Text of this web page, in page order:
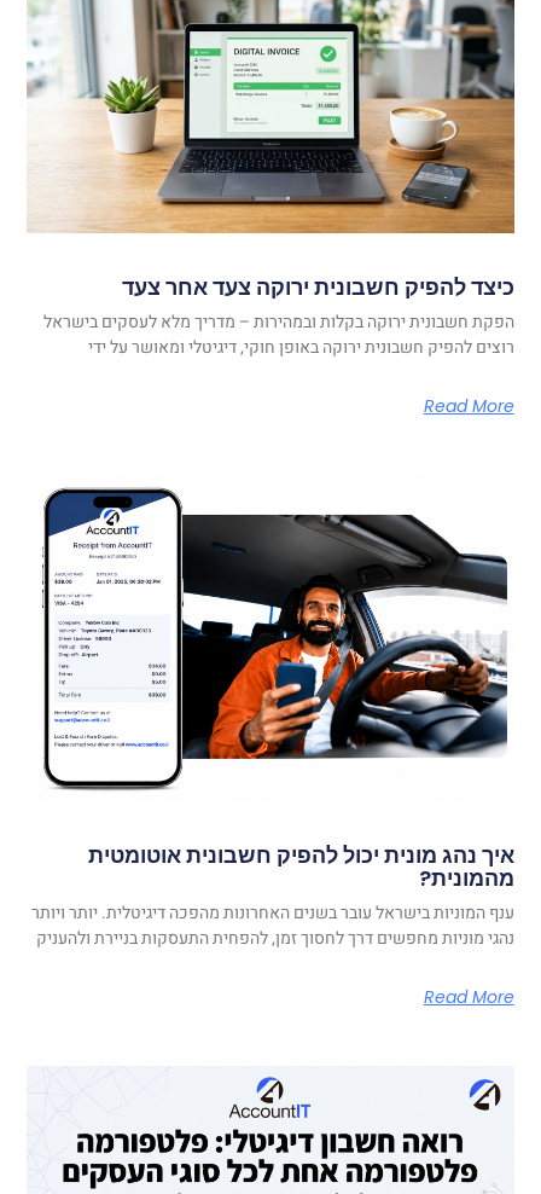
כיצד להפיק חשבונית ירוקה צעד אחר צעד
הפקת חשבונית ירוקה בקלות ובמהירות – מדריך מלא לעסקים בישראל
רוצים להפיק חשבונית ירוקה באופן חוקי, דיגיטלי ומאושר על ידי
Read More
איך נהג מונית יכול להפיק חשבונית אוטומטית
מהמונית?
ענף המוניות בישראל עובר בשנים האחרונות מהפכה דיגיטלית. יותר ויותר
נהגי מוניות מחפשים דרך לחסוך זמן, להפחית התעסקות בניירת ולהעניק
Read More